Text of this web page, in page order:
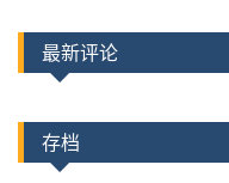
最新评论
存档